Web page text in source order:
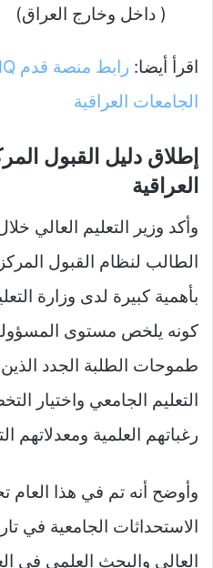
( داخل وخارج العراق)
اقرأ أيضا:
الجامعات العراقية
إطلاق دليل القبول
العراقية
وأكد وزير التعليم العالي
الطالب لنظام القبول
بأهمية كبيرة لدى وزارة
كونه يلخص مستوى
طموحات الطلبة الجدد
التعليم الجامعي واختيار
رغباتهم العلمية ومعدلاتهم
وأوضح أنه تم في هذا العام
الاستحداثات الجامعية في
العالي والبحث العلمي في